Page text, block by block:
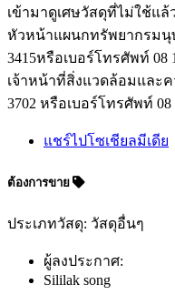
เข้ามาดูเศษวัสดุที่ไม่ใช้แ
หัวหน้าแผนกทรัพยากรมนุษ
3415หรือเบอร์โทรศัพท์
เจ้าหน้าที่สิ่งแวดล้อมและค
3702 หรือเบอร์โทรศัพท์ 08
แชร์ไปโซเชียลมีเดีย
ต้องการขาย
ประเภทวัสดุ: วัสดุอื่นๆ
ผู้ลงประกาศ:
Sililak song